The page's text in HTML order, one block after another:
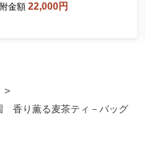
金額 22,000円
香り薫る麦茶ティ－バッグ